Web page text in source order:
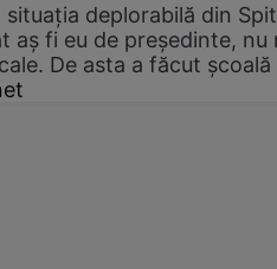
deplorabilă din
aș fi eu de președinte, nu
De asta a făcut școală